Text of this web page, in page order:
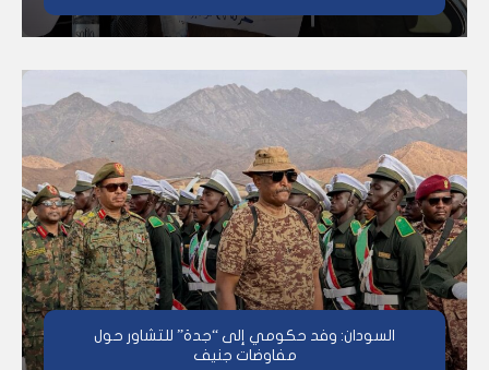
السودان: وفد حكومي إلى “جدة” للتشاور حول
مفاوضات جنيف